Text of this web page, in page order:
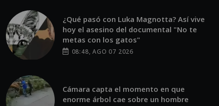
¿Qué pasó con Luka Magnotta? Así vive
hoy el asesino del documental "No te
metas con los gatos"
08:48, AGO 07 2026
Cámara capta el momento en que
enorme árbol cae sobre un hombre